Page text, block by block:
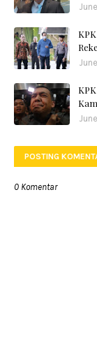
POSTING
0 Komentar